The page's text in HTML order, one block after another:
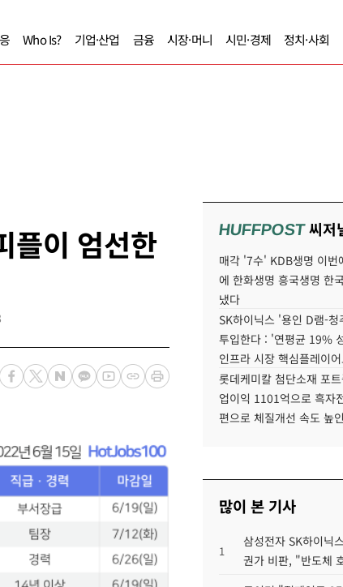
Who Is? 기업·산업 금융 시장·머니 시민·경제 정치·사회
이 엄선한
HUFFPOST씨저
매각 '7수' KDB생명 이번
에 한화생명 흥국생명 한
냈다
SK하이닉스 '용인 D램-
투입한다 : '연평균 19%
인프라 시장 핵심플레이
롯데케미칼 첨단소재 포
업이익 1101억으로 흑자
편으로 체질개선 속도 높
많이 본 기사
1
삼성전자 SK하이닉
권가 비판, "반도체